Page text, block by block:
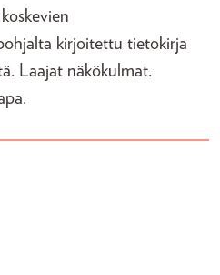
kirjoitettu tietokirja
Laajat näkökulmat.